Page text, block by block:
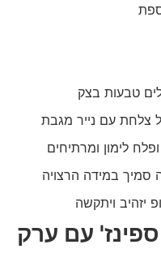
טבעות בצק
צלחת עם נייר מגבת
לימון ומרתיחים
סמיך במידה הרצויה
ויתקשה
עם ערק